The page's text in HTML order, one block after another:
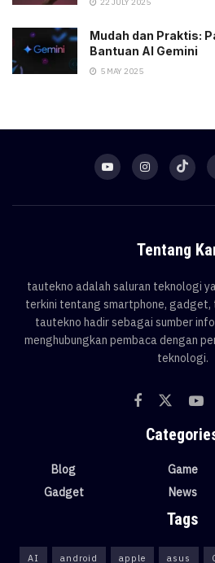
Mudah dan Praktis:
Bantuan AI Gemini
5 MAY 2025
Tentang
tautekno adalah saluran teknologi
terkini tentang smartphone, gadget,
tautekno hadir sebagai sumber
menghubungkan pembaca dengan
teknologi.
Blog
Gadget
Game
News
Tags
AI android apple asus